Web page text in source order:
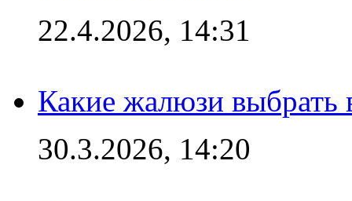
22.4.2026, 14:31
Какие жалюзи выбрать
30.3.2026, 14:20